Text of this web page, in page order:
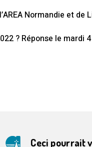
Normandie et de
? Réponse le mardi
Ceci pourrait